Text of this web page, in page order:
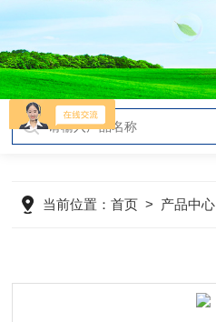
当前位置：首页 > 产品中心